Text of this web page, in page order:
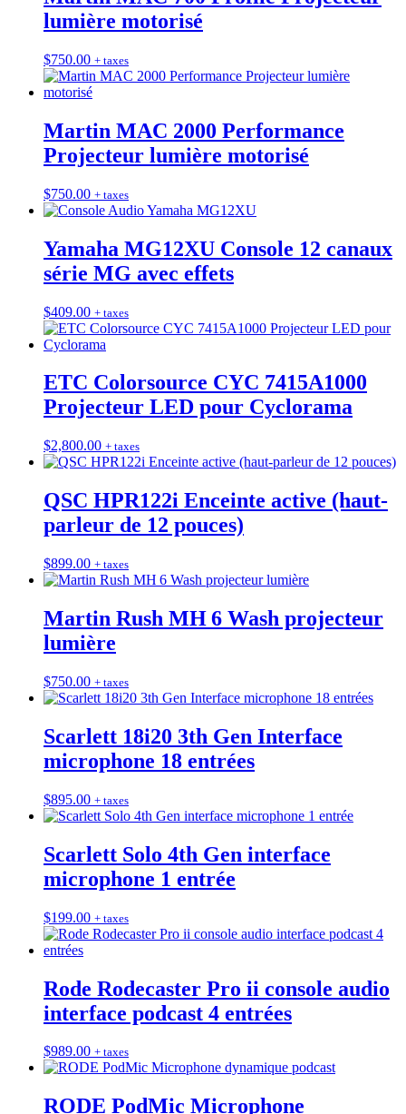
lumière motorisé
$750.00 + taxes
Martin MAC 2000 Performance
Projecteur lumière motorisé
$750.00 + taxes
Yamaha MG12XU Console 12 canaux
série MG avec effets
$409.00 + taxes
ETC Colorsource CYC 7415A1000
Projecteur LED pour Cyclorama
$2,800.00 + taxes
QSC HPR122i Enceinte active (haut-
parleur de 12 pouces)
$899.00 + taxes
Martin Rush MH 6 Wash projecteur
lumière
$750.00 + taxes
Scarlett 18i20 3th Gen Interface
microphone 18 entrées
$895.00 + taxes
Scarlett Solo 4th Gen interface
microphone 1 entrée
$199.00 + taxes
Rode Rodecaster Pro ii console audio
interface podcast 4 entrées
$989.00 + taxes
RODE PodMic Microphone